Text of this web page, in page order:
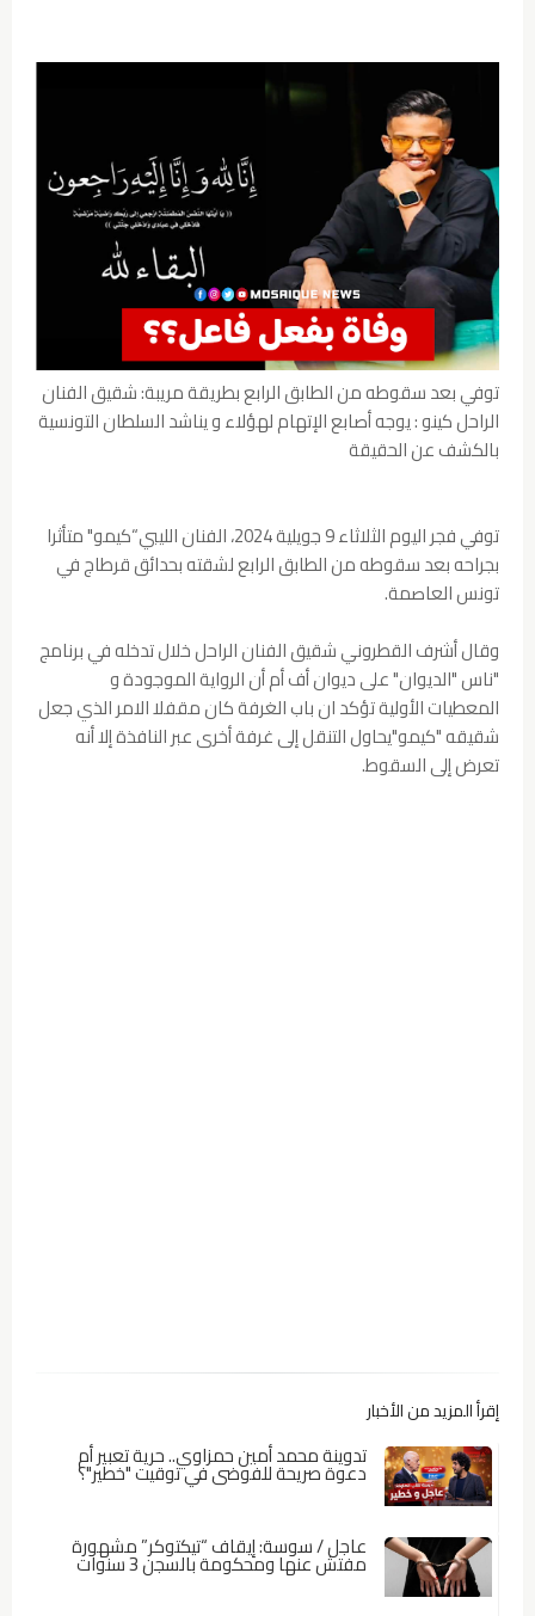
توفي بعد سقوطه من الطابق الرابع بطريقة مريبة: شقيق الفنان
الراحل كينو : يوجه أصابع الإتهام لهؤلاء و يناشد السلطان التونسية
بالكشف عن الحقيقة
توفي فجر اليوم الثلاثاء 9 جويلية 2024، الفنان الليبي“كيمو" متأثرا
بجراحه بعد سقوطه من الطابق الرابع لشقته بحدائق قرطاج في
تونس العاصمة.
وقال أشرف القطروني شقيق الفنان الراحل خلال تدخله في برنامج
"ناس "الديوان" على ديوان أف أم أن الرواية الموجودة و
المعطيات الأولية تؤكد ان باب الغرفة كان مقفلا الامر الذي جعل
شقيقه "كيمو"يحاول التنقل إلى غرفة أخرى عبر النافذة إلا أنه
تعرض إلى السقوط.
إقرأ المزيد من الأخبار
تدوينة محمد أمين حمزاوي.. حرية تعبير أم
دعوة صريحة للفوضى في توقيت "خطير"؟
عاجل / سوسة: إيقاف “تيكتوكر” مشهورة
مفتش عنها ومحكومة بالسجن 3 سنوات